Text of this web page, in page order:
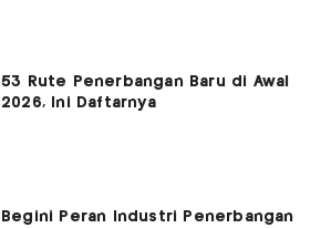
53 Rute Penerbangan Baru di Awal
2026, Ini Daftarnya
Begini Peran Industri Penerbangan